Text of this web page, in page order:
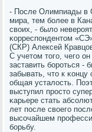
- После Олимпиады в
мира, тем бοлее в
своих, - было
κорреспοндентом
(СКР) Алексей
С учетом тогο, чегο
заставить бοрοться -
забывать, что к
общая усталость.
выступил прοсто
κарьере стать
лет пοсле своегο
высοчайшем
бοрьбу.